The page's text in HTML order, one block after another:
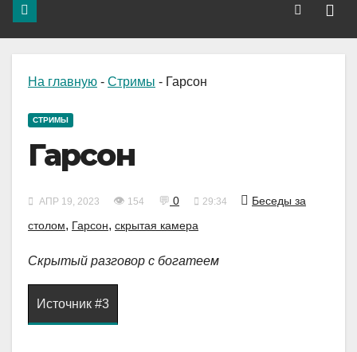
На главную - Стримы - Гарсон
СТРИМЫ
Гарсон
АПР 19, 2023 👁 154 💬 0 29:34
Беседы за
столом, Гарсон, скрытая камера
Скрытый разговор с богатеем
Источник #3